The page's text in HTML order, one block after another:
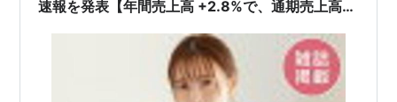
速報を発表【年間売上高 +2.8%で、通期売上高